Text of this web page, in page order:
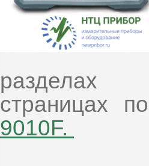
страницах
9010F.